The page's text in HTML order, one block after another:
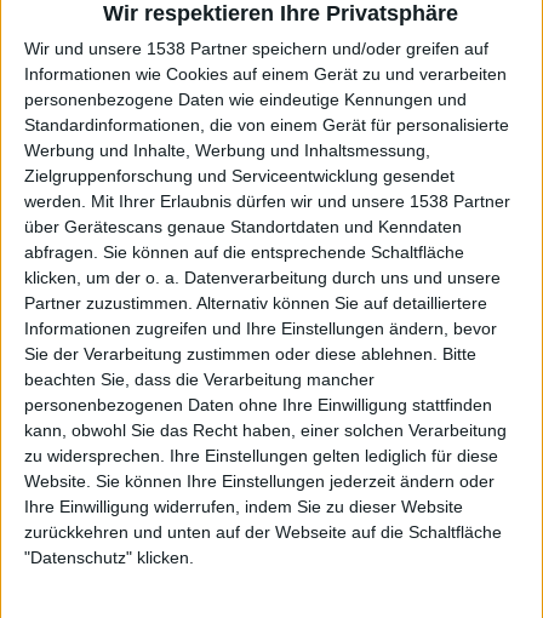
Wir respektieren Ihre Privatsphäre
Wir und unsere 1538 Partner speichern und/oder greifen auf
Informationen wie Cookies auf einem Gerät zu und verarbeiten
personenbezogene Daten wie eindeutige Kennungen und
Standardinformationen, die von einem Gerät für personalisierte
Werbung und Inhalte, Werbung und Inhaltsmessung,
Zielgruppenforschung und Serviceentwicklung gesendet
werden. Mit Ihrer Erlaubnis dürfen wir und unsere 1538 Partner
über Gerätescans genaue Standortdaten und Kenndaten
abfragen. Sie können auf die entsprechende Schaltfläche
klicken, um der o. a. Datenverarbeitung durch uns und unsere
Partner zuzustimmen. Alternativ können Sie auf detailliertere
Informationen zugreifen und Ihre Einstellungen ändern, bevor
Sie der Verarbeitung zustimmen oder diese ablehnen. Bitte
beachten Sie, dass die Verarbeitung mancher
personenbezogenen Daten ohne Ihre Einwilligung stattfinden
kann, obwohl Sie das Recht haben, einer solchen Verarbeitung
zu widersprechen. Ihre Einstellungen gelten lediglich für diese
Website. Sie können Ihre Einstellungen jederzeit ändern oder
Ihre Einwilligung widerrufen, indem Sie zu dieser Website
zurückkehren und unten auf der Webseite auf die Schaltfläche
"Datenschutz" klicken.
Tim Otterbeck
Moin
Newsletter abonnieren
Interessante Alben finden
Auf der Suche nach neuer Mucke? Durchsuche unser Review-Archiv mit